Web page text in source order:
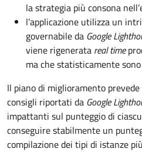
la strategia più consona
l’applicazione utilizza un
governabile da Google
viene rigenerata real time
ma che statisticamente
Il piano di miglioramento
consigli riportati da Google
impattanti sul punteggio di
conseguire stabilmente un
compilazione dei tipi di istanze